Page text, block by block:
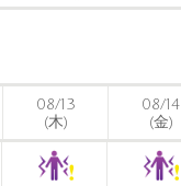
08/13
(木)
08/14
(金)